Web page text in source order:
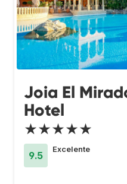
Joia El
Hotel
★★★★★
9.5
Excelente